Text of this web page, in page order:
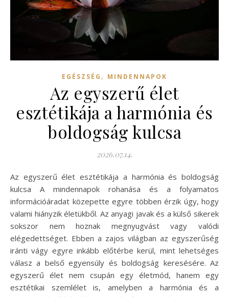
EGÉSZSÉG , MINDENNAPOK
Az egyszerű élet
esztétikája a harmónia és
boldogság kulcsa
2026.07.14.
Az egyszerű élet esztétikája a harmónia és boldogság
kulcsa A mindennapok rohanása és a folyamatos
információáradat közepette egyre többen érzik úgy, hogy
valami hiányzik életükből. Az anyagi javak és a külső sikerek
sokszor nem hoznak megnyugvást vagy valódi
elégedettséget. Ebben a zajos világban az egyszerűség
iránti vágy egyre inkább előtérbe kerül, mint lehetséges
válasz a belső egyensúly és boldogság keresésére. Az
egyszerű élet nem csupán egy életmód, hanem egy
esztétikai szemlélet is, amelyben a harmónia és a